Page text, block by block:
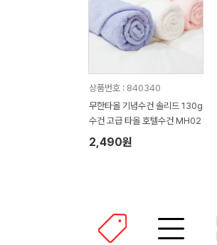
상품번호 : 840340
무한타올 기념수건 솔리드 130g
수건 고급 타올 호텔수건 MH02
2,490원